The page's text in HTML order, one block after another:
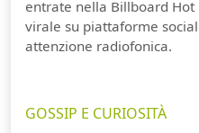
entrate nella Billboard
virale su piattaforme
attenzione radiofonica.
GOSSIP E CURIOSITÀ